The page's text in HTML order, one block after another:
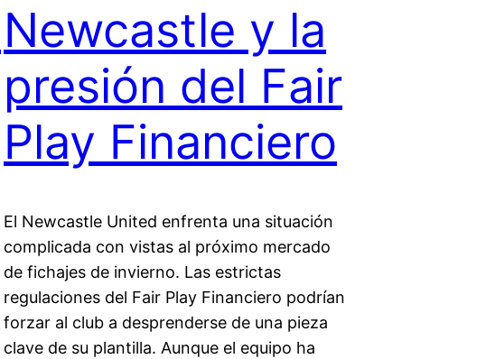
Newcastle y la
presión del Fair
Play Financiero
El Newcastle United enfrenta una situación
complicada con vistas al próximo mercado
de fichajes de invierno. Las estrictas
regulaciones del Fair Play Financiero podrían
forzar al club a desprenderse de una pieza
clave de su plantilla. Aunque el equipo ha